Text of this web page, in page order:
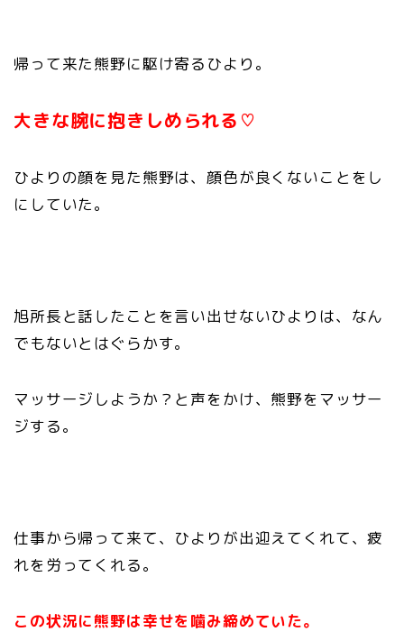
帰って来た熊野に駆け寄るひより。
大きな腕に抱きしめられる♡
ひよりの顔を見た熊野は、顔色が良くないことをし
にしていた。
旭所長と話したことを言い出せないひよりは、なん
でもないとはぐらかす。
マッサージしようか？と声をかけ、熊野をマッサー
ジする。
仕事から帰って来て、ひよりが出迎えてくれて、疲
れを労ってくれる。
この状況に熊野は幸せを噛み締めていた。